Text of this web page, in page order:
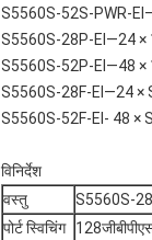
S5560S-52S-PWR-
S5560S-28P-EI—24 ×
S5560S-52P-EI—48 ×
S5560S-28F-EI—24 ×
S5560S-52F-EI- 48 ×
विनिर्देश
वस्तु
S5560S-
पोर्ट स्विचिंग